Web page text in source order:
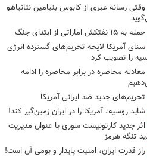
وقتی رسانه عبری از کابوس بنیامین نتانیاهو
حمله به ۱۵ نفتکش‌ اماراتی از ابتدای جنگ
سنای آمریکا لایحه تحریم‌های گسترده انرژی
را تصویب کرد
معادله محاصره در برابر محاصره را ادامه
تحریم‌های جدید ضد ایرانی آمریکا
شاید روسیه، آمریکا را در ایران زمین‌گیر کند!
اثر جدید کارتونیست سوری با عنوان مدیریت
تنگه هرمز
راز قدرت ایران، امنیت پایدار و بومی آن است!